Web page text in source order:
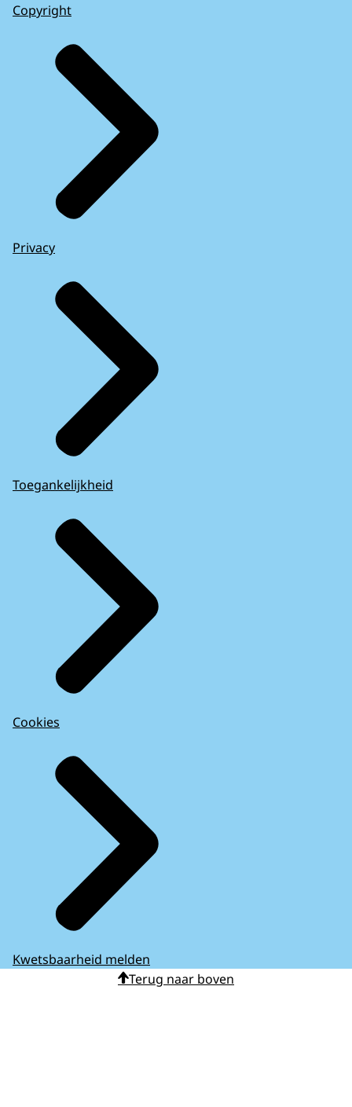
Copyright
Privacy
Toegankelijkheid
Cookies
Kwetsbaarheid melden
Terug naar boven